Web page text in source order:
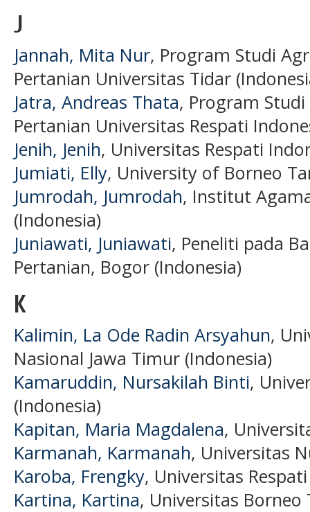
J
Jannah, Mita Nur, Program Studi
Pertanian Universitas Tidar
Jatra, Andreas Thata, Program
Pertanian Universitas Respati
Jenih, Jenih, Universitas Respati
Jumiati, Elly, University of Borneo
Jumrodah, Jumrodah, Institut
(Indonesia)
Juniawati, Juniawati, Peneliti pada
Pertanian, Bogor (Indonesia)
K
Kalimin, La Ode Radin Arsyahun,
Nasional Jawa Timur (Indonesia)
Kamaruddin, Nursakilah Binti,
(Indonesia)
Kapitan, Maria Magdalena,
Karmanah, Karmanah, Universitas
Karoba, Frengky, Universitas
Kartina, Kartina, Universitas Borneo